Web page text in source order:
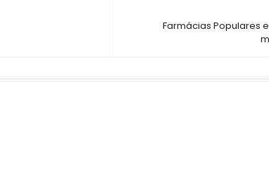
Farmácias Populares